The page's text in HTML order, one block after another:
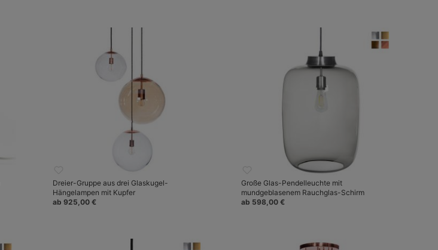
Dreier-Gruppe aus drei Glaskugel-
Hängelampen mit Kupfer
ab 925,00 €
Große Glas-Pendelleuchte mit
mundgeblasenem Rauchglas-Schirm
ab 598,00 €